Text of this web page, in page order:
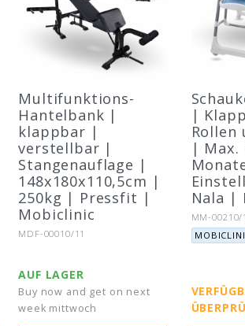
Multifunktions-
Hantelbank |
klappbar |
verstellbar |
Stangenauflage |
148x180x110,5cm |
250kg | Pressfit |
Mobiclinic
Artikel-Nr.:
MDF-00010/11
AUF LAGER
Buy now and get on next
week mittwoch
|
Rollen
| Max.
Nala |
Artikel-Nr.:
MM-00210/
Marke: